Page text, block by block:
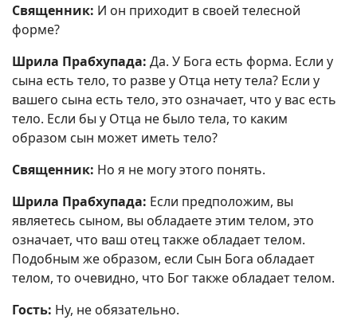
Священник: И он приходит в своей телесной
форме?
Шрила Прабхупада: Да. У Бога есть форма. Если у
сына есть тело, то разве у Отца нету тела? Если у
вашего сына есть тело, это означает, что у вас есть
тело. Если бы у Отца не было тела, то каким
образом сын может иметь тело?
Священник: Но я не могу этого понять.
Шрила Прабхупада: Если предположим, вы
являетесь сыном, вы обладаете этим телом, это
означает, что ваш отец также обладает телом.
Подобным же образом, если Сын Бога обладает
телом, то очевидно, что Бог также обладает телом.
Гость: Ну, не обязательно.